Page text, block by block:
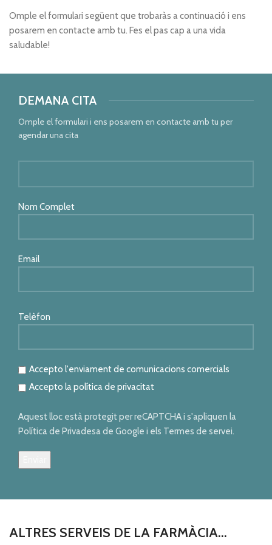
Omple el formulari següent que trobaràs a continuació i ens
posarem en contacte amb tu. Fes el pas cap a una vida
saludable!
DEMANA CITA
Omple el formulari i ens posarem en contacte amb tu per
agendar una cita
Nom Complet
Email
Telèfon
Accepto l'enviament de comunicacions comercials
Accepto la política de privacitat
Aquest lloc està protegit per reCAPTCHA i s'apliquen la
Política de Privadesa de Google i els Termes de servei.
ALTRES SERVEIS DE LA FARMÀCIA...